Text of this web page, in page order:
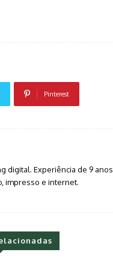
Pinterest
digital. Experiência de 9 anos
impresso e internet.